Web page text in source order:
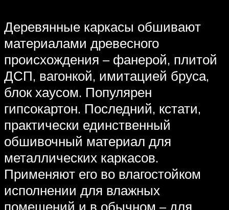
Деревянные каркасы обшивают
материалами древесного
происхождения – фанерой, плитой
ДСП, вагонкой, имитацией бруса,
блок хаусом. Популярен
гипсокартон. Последний, кстати,
практически единственный
обшивочный материал для
металлических каркасов.
Применяют его во влагостойком
исполнении для влажных
помещений и в обычном – для